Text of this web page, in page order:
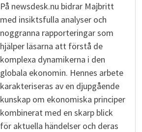
På newsdesk.nu bidrar Majbritt
med insiktsfulla analyser och
noggranna rapporteringar som
hjälper läsarna att förstå de
komplexa dynamikerna i den
globala ekonomin. Hennes arbete
karakteriseras av en djupgående
kunskap om ekonomiska principer
kombinerat med en skarp blick
för aktuella händelser och deras